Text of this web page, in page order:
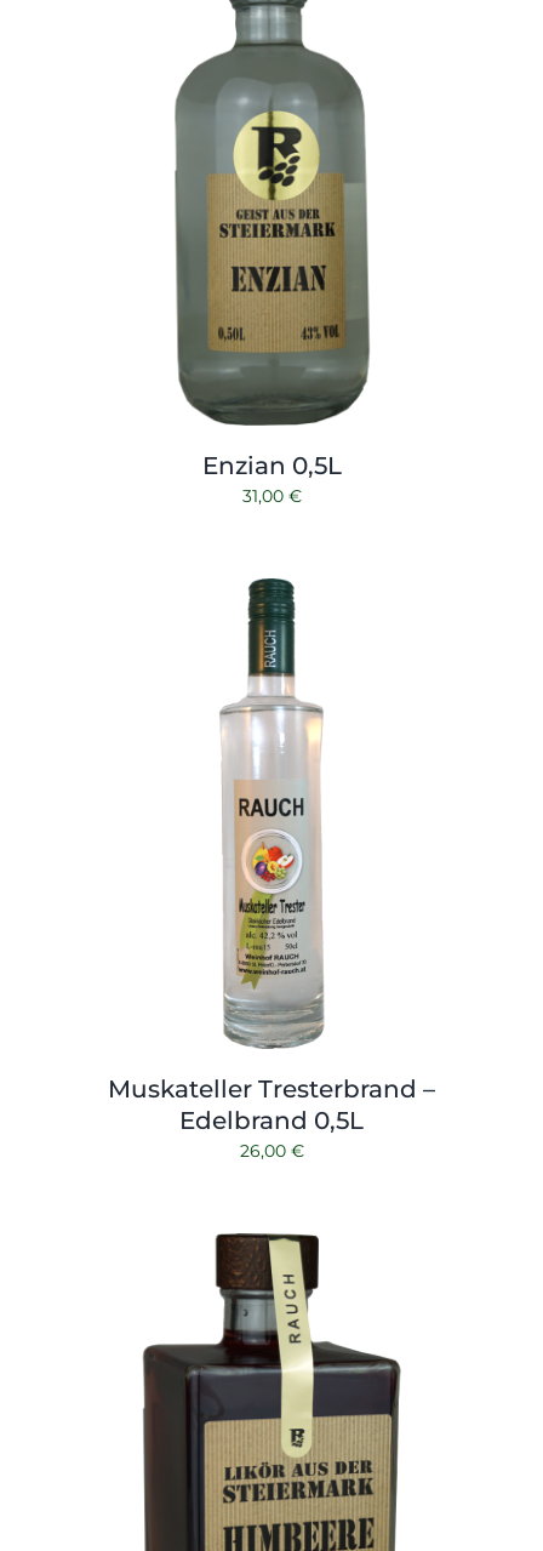
Enzian 0,5L
31,00 €
Muskateller Tresterbrand –
Edelbrand 0,5L
26,00 €